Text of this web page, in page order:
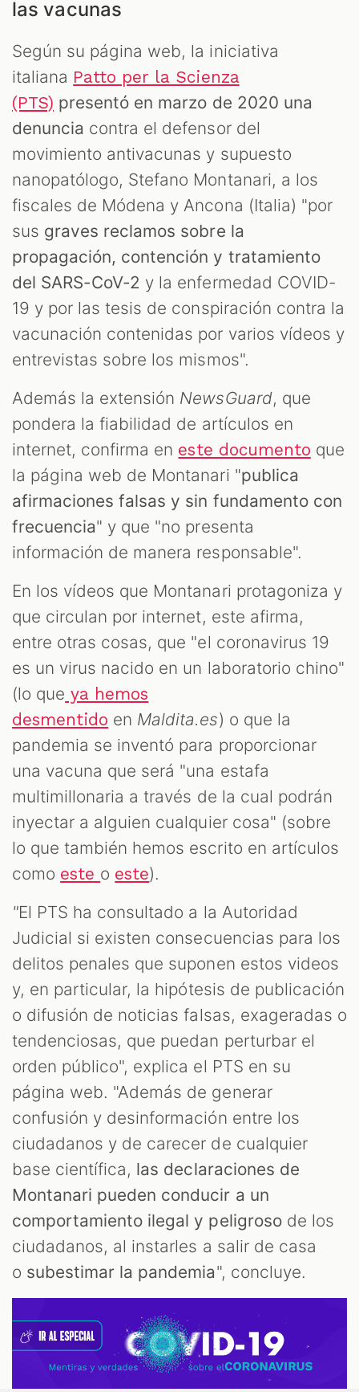
las vacunas
Según su página web, la iniciativa
italiana Patto per la Scienza
(PTS) presentó en marzo de 2020 una
denuncia contra el defensor del
movimiento antivacunas y supuesto
nanopatólogo, Stefano Montanari, a los
fiscales de Módena y Ancona (Italia) "por
sus graves reclamos sobre la
propagación, contención y tratamiento
del SARS-CoV-2 y la enfermedad COVID-
19 y por las tesis de conspiración contra la
vacunación contenidas por varios vídeos y
entrevistas sobre los mismos".
Además la extensión NewsGuard, que
pondera la fiabilidad de artículos en
internet, confirma en este documento que
la página web de Montanari "publica
afirmaciones falsas y sin fundamento con
frecuencia" y que "no presenta
información de manera responsable".
En los vídeos que Montanari protagoniza y
que circulan por internet, este afirma,
entre otras cosas, que "el coronavirus 19
es un virus nacido en un laboratorio chino"
(lo que ya hemos
desmentido en Maldita.es) o que la
pandemia se inventó para proporcionar
una vacuna que será "una estafa
multimillonaria a través de la cual podrán
inyectar a alguien cualquier cosa" (sobre
lo que también hemos escrito en artículos
como este o este).
"El PTS ha consultado a la Autoridad
Judicial si existen consecuencias para los
delitos penales que suponen estos videos
y, en particular, la hipótesis de publicación
o difusión de noticias falsas, exageradas o
tendenciosas, que puedan perturbar el
orden público", explica el PTS en su
página web. "Además de generar
confusión y desinformación entre los
ciudadanos y de carecer de cualquier
base científica, las declaraciones de
Montanari pueden conducir a un
comportamiento ilegal y peligrosode los
ciudadanos, al instarles a salir de casa
o subestimar la pandemia", concluye.